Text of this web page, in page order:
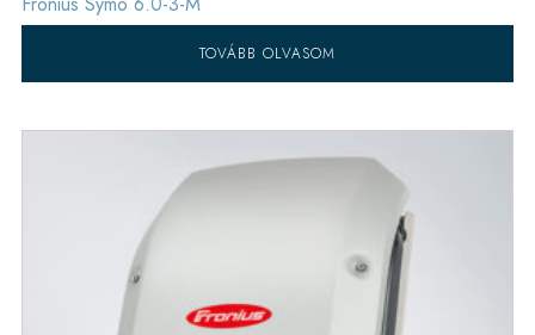
TOVÁBB OLVASOM